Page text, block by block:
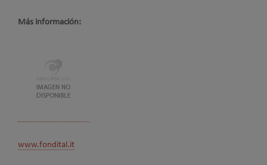
Más información:
www.fondital.it